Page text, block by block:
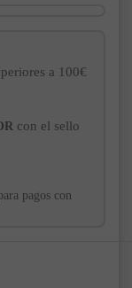
a 100€
con el sello
pagos con